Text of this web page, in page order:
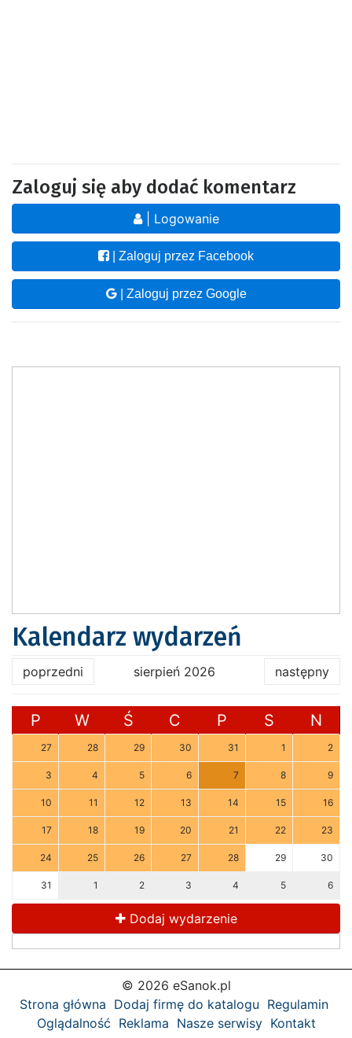
Zaloguj się aby dodać komentarz
| Logowanie
| Zaloguj przez Facebook
| Zaloguj przez Google
Kalendarz wydarzeń
poprzedni sierpień 2026 następny
P W Ś C P S N
27 28 29 30 31 1 2
3 4 5 6 7 8 9
10 11 12 13 14 15 16
17 18 19 20 21 22 23
24 25 26 27 28 29 30
31 1 2 3 4 5 6
Dodaj wydarzenie
© 2026 eSanok.pl
Strona główna Dodaj firmę do katalogu Regulamin
Oglądalność Reklama Nasze serwisy Kontakt